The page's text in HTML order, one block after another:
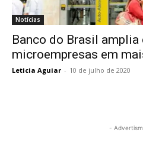
Notícias
Banco do Brasil
microempresas em
Leticia Aguiar - 10 de julho de 2020
-